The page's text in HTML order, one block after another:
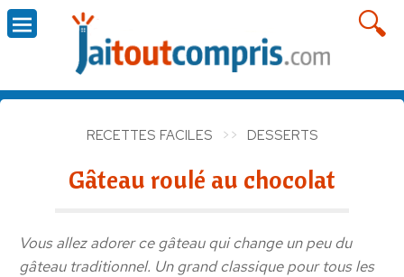
RECETTES FACILES DESSERTS
Gâteau roulé au chocolat
Vous allez adorer ce gâteau qui change un peu du
gâteau traditionnel. Un grand classique pour tous les